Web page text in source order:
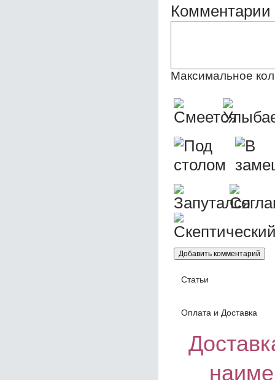
Комментарии
Максимальное
Статьи
Оплата и Доставка